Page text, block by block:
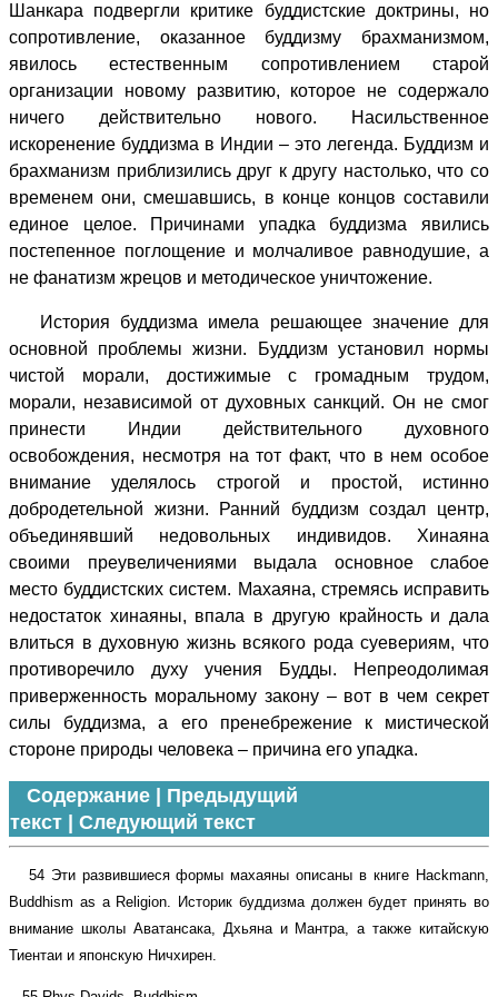
Шанкара подвергли критике буддистские доктрины, но
сопротивление, оказанное буддизму брахманизмом,
явилось естественным сопротивлением старой
организации новому развитию, которое не содержало
ничего действительно нового. Насильственное
искоренение буддизма в Индии – это легенда. Буддизм и
брахманизм приблизились друг к другу настолько, что со
временем они, смешавшись, в конце концов составили
единое целое. Причинами упадка буддизма явились
постепенное поглощение и молчаливое равнодушие, а
не фанатизм жрецов и методическое уничтожение.
История буддизма имела решающее значение для
основной проблемы жизни. Буддизм установил нормы
чистой морали, достижимые с громадным трудом,
морали, независимой от духовных санкций. Он не смог
принести Индии действительного духовного
освобождения, несмотря на тот факт, что в нем особое
внимание уделялось строгой и простой, истинно
добродетельной жизни. Ранний буддизм создал центр,
объединявший недовольных индивидов. Хинаяна
своими преувеличениями выдала основное слабое
место буддистских систем. Махаяна, стремясь исправить
недостаток хинаяны, впала в другую крайность и дала
влиться в духовную жизнь всякого рода суевериям, что
противоречило духу учения Будды. Непреодолимая
приверженность моральному закону – вот в чем секрет
силы буддизма, а его пренебрежение к мистической
стороне природы человека – причина его упадка.
Содержание | Предыдущий
текст | Следующий текст
54 Эти развившиеся формы махаяны описаны в книге Hackmann,
Buddhism as a Religion. Историк буддизма должен будет принять во
внимание школы Аватансака, Дхьяна и Мантра, а также китайскую
Тиентаи и японскую Ничхирен.